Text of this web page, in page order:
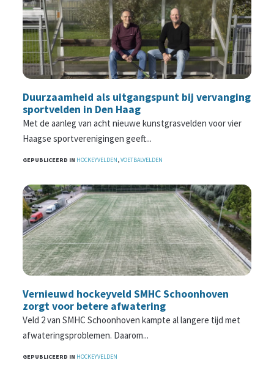
Duurzaamheid als uitgangspunt bij vervanging
sportvelden in Den Haag
Met de aanleg van acht nieuwe kunstgrasvelden voor vier
Haagse sportverenigingen geeft...
GEPUBLICEERD IN HOCKEYVELDEN,VOETBALVELDEN
Vernieuwd hockeyveld SMHC Schoonhoven
zorgt voor betere afwatering
Veld 2 van SMHC Schoonhoven kampte al langere tijd met
afwateringsproblemen. Daarom...
GEPUBLICEERD IN HOCKEYVELDEN